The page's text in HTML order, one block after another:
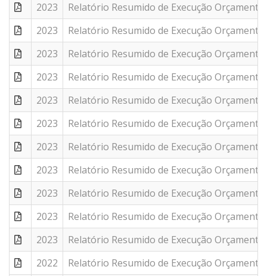
2023
Relatório Resumido de Execução
2023
Relatório Resumido de Execução
2023
Relatório Resumido de Execução
2023
Relatório Resumido de Execução
2023
Relatório Resumido de Execução
2023
Relatório Resumido de Execução
2023
Relatório Resumido de Execução
2023
Relatório Resumido de Execução
2023
Relatório Resumido de Execução
2023
Relatório Resumido de Execução
2023
Relatório Resumido de Execução
2022
Relatório Resumido de Execução